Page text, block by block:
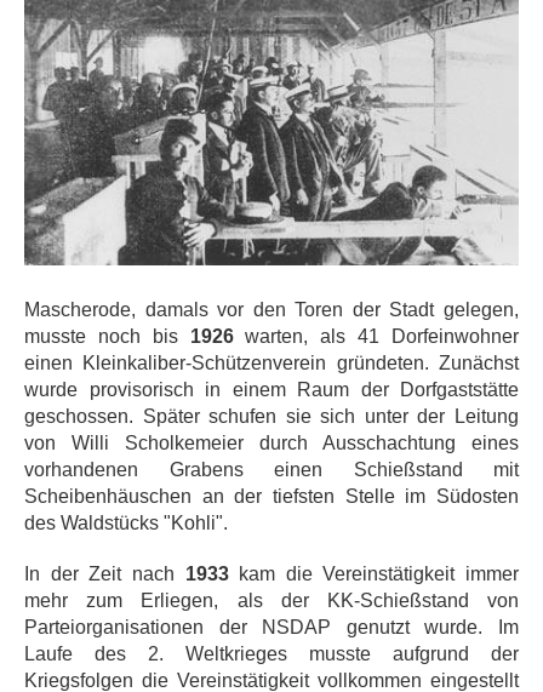
Mascherode, damals vor den Toren der Stadt gelegen,
musste noch bis 1926warten, als 41 Dorfeinwohner
einen Kleinkaliber-Schützenverein gründeten. Zunächst
wurde provisorisch in einem Raum der Dorfgaststätte
geschossen. Später schufen sie sich unter der Leitung
von Willi Scholkemeier durch Ausschachtung eines
vorhandenen Grabens einen Schießstand mit
Scheibenhäuschen an der tiefsten Stelle im Südosten
des Waldstücks "Kohli".
In der Zeit nach 1933kam die Vereinstätigkeit immer
mehr zum Erliegen, als der KK-Schießstand von
Parteiorganisationen der NSDAP genutzt wurde. Im
Laufe des 2. Weltkrieges musste aufgrund der
Kriegsfolgen die Vereinstätigkeit vollkommen eingestellt